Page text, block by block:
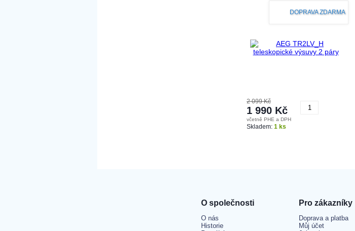
DOPRAVA ZDARMA
2 099 Kč
1 990 Kč
včetně PHE a DPH
Skladem: 1 ks
O společnosti
O nás
Historie
Pro zákazníky
Doprava a platba
Můj účet